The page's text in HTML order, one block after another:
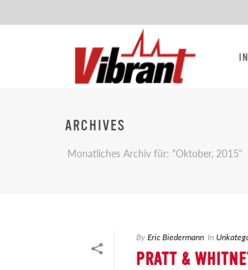
ARCHIVES
Monatliches Archiv für: "Oktober, 2015"
ByEric Biedermann In
PRATT &